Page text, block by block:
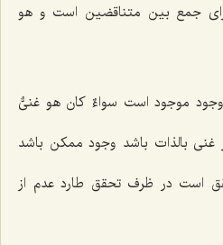
جمع بین متناقضین است و هو
موجود است سواءٌ کان هو غنیٌّ
غنی بالذات باشد وجود ممکن باشد
است در ظرف تحقق طارد عدم از